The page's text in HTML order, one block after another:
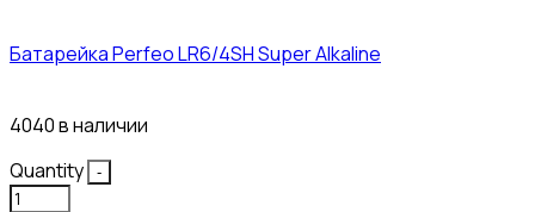
Батарейка Perfeo LR6/4SH Super Alkaline
4040 в наличии
Quantity
-